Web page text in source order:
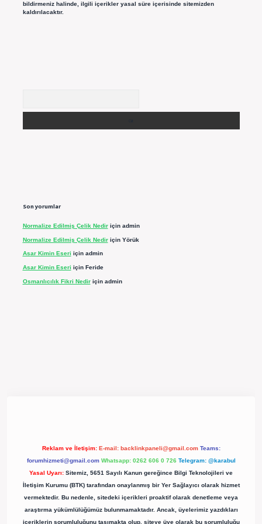
bildirmeniz halinde, ilgili içerikler yasal süre içerisinde sitemizden
kaldırılacaktır.
Son yorumlar
Normalize Edilmiş Çelik Nediriçin admin
Normalize Edilmiş Çelik Nediriçin Yörük
Asar Kimin Eseri için admin
Asar Kimin Eseri için Feride
Osmanlıcılık Fikri Nediriçin admin
Reklam ve İletişim: E-mail: backlinkpaneli@gmail.com Teams:
forumhizmeti@gmail.com Whatsapp: 0262 606 0 726 Telegram: @karabul
Yasal Uyarı: Sitemiz, 5651 Sayılı Kanun gereğince Bilgi Teknolojileri ve
İletişim Kurumu (BTK) tarafından onaylanmış bir Yer Sağlayıcı olarak hizmet
vermektedir. Bu nedenle, sitedeki içerikleri proaktif olarak denetleme veya
araştırma yükümlülüğümüz bulunmamaktadır. Ancak, üyelerimiz yazdıkları
içeriklerin sorumluluğunu taşımakta olup, siteye üye olarak bu sorumluluğu